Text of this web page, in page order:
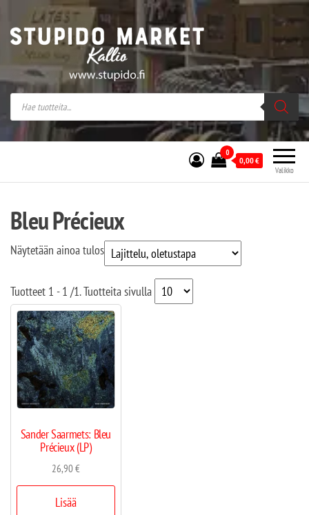
Stupido Market – verkossa ja kivijalassa
Stupido Market on vaihtoehtomusaan
erikoistunut verkko- sekä
kivijalkakauppa Helsingissä Kallion
sydämessä.
Valikko
0
0,00€
Bleu Précieux
Näytetään ainoa tulos
Tuotteet 1 - 1 /1. Tuotteita sivulla
Sander Saarmets: Bleu
Précieux (LP)
26,90€
Lisää